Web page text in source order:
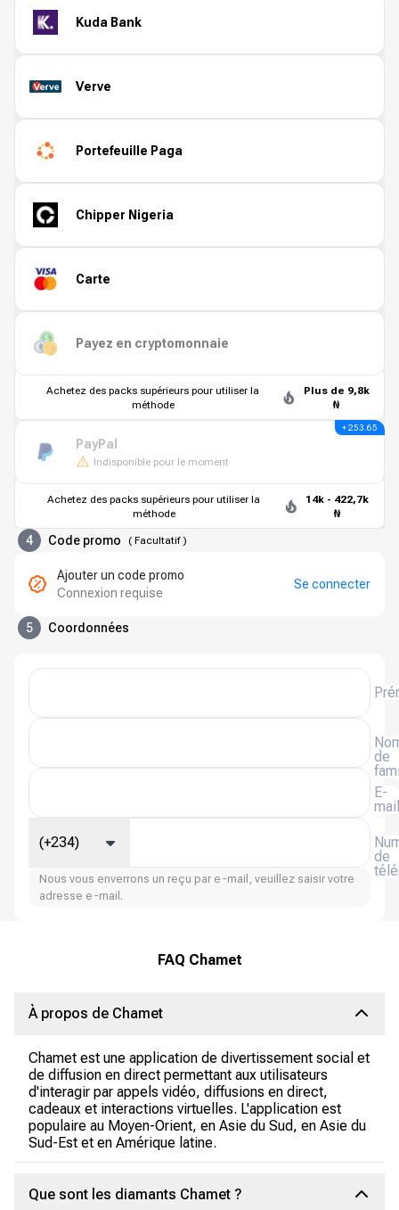
Kuda Bank
Verve
Portefeuille Paga
Chipper Nigeria
Carte
Payez en cryptomonnaie
Achetez des packs supérieurs pour utiliser la
méthode
Plus de 9,8k
₦
PayPal
Indisponible pour le moment
+ 253.65
Achetez des packs supérieurs pour utiliser la
méthode
14k - 422,7k
₦
4 Code promo ( Facultatif)
Ajouter un code promo
Connexion requise
Se connecter
5 Coordonnées
de
E-
mail
de
(+234)
Nous vous enverrons un reçu par e-mail, veuillez saisir votre
adresse e-mail.
FAQ Chamet
À propos de Chamet
Chamet est une application de divertissement social et
de diffusion en direct permettant aux utilisateurs
d'interagir par appels vidéo, diffusions en direct,
cadeaux et interactions virtuelles. L'application est
populaire au Moyen-Orient, en Asie du Sud, en Asie du
Sud-Est et en Amérique latine.
Que sont les diamants Chamet ?